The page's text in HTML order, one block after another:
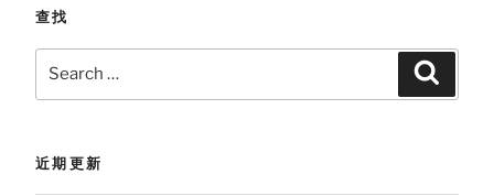
查找
for:
近期更新